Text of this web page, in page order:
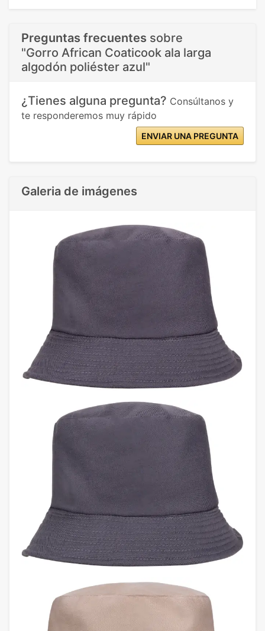
Preguntas frecuentes sobre
"Gorro African Coaticook ala larga
algodón poliéster azul"
¿Tienes alguna pregunta? Consúltanos y
te responderemos muy rápido
ENVIAR UNA PREGUNTA
Galeria de imágenes